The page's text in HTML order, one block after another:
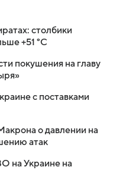
столбики
+51 °C
покушения на главу
с поставками
о давлении на
атак
на Украине на